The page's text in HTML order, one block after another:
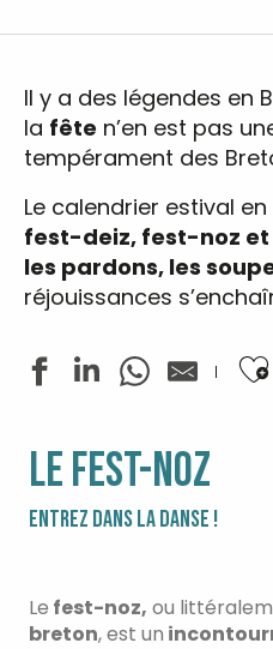
Il y a des légendes en
la fête n’en est pas
tempérament des
Le calendrier estival
fest-deiz, fest-noz
les pardons, les
réjouissances
LE FEST-NOZ
ENTREZ DANS LA DANSE !
Le fest-noz, ou
breton, est un